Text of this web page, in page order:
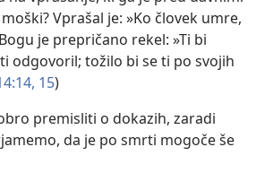
Vprašal je: »Ko človek umre,
je prepričano rekel: »Ti bi
odgovoril; tožilo bi se ti po svojih
15)
premisliti o dokazih, zaradi
da je po smrti mogoče še